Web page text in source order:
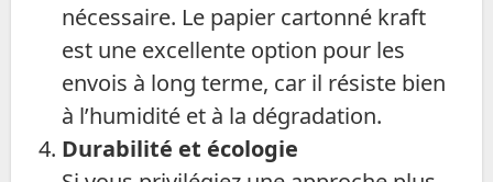
nécessaire. Le papier cartonné kraft
est une excellente option pour les
envois à long terme, car il résiste bien
à l’humidité et à la dégradation.
Durabilité et écologie